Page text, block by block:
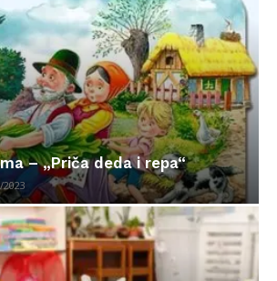
– „Priča deda i repa“